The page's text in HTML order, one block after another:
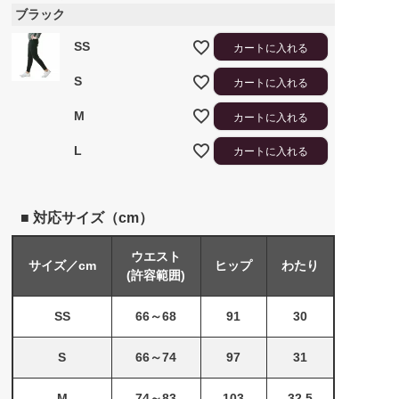
ブラック
SS カートに入れる
S カートに入れる
M カートに入れる
L カートに入れる
■ 対応サイズ（cm）
サイズ／cm
ウエスト
(許容範囲)
ヒップ わたり
SS 66～68 91 30
S 66～74 97 31